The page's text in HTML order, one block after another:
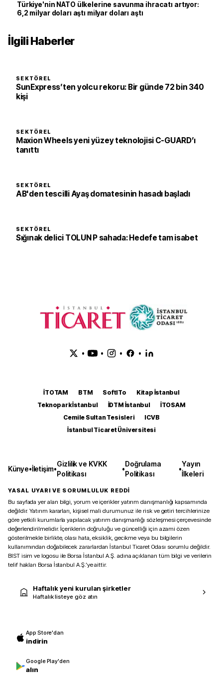
Türkiye'nin NATO ülkelerine savunma ihracatı artıyor:
6,2 milyar doları aştı milyar doları aştı
İlgili Haberler
SEKTÖREL
SunExpress’ten yolcu rekoru: Bir günde 72 bin 340
kişi
SEKTÖREL
Maxion Wheels yeni yüzey teknolojisi C-GUARD’ı
tanıttı
SEKTÖREL
AB'den tescilli Ayaş domatesinin hasadı başladı
SEKTÖREL
Sığınak delici TOLUN P sahada: Hedefe tam isabet
• • • •
İTOTAM BTM SoftITo
Kitap İstanbul
Teknopark İstanbul
İDTM İstanbul
İTOSAM
Cemile Sultan Tesisleri
ICVB
İstanbul Ticaret Üniversitesi
Künye•İletişim•
Gizlilik ve KVKK
Politikası
•
Doğrulama
Politikası
•
Yayın
İlkeleri
YASAL UYARI VE SORUMLULUK REDDİ
Bu sayfada yer alan bilgi, yorum ve içerikler yatırım danışmanlığı kapsamında
değildir. Yatırım kararları, kişisel mali durumunuz ile risk ve getiri tercihlerinize
göre yetkili kurumlarla yapılacak yatırım danışmanlığı sözleşmesi çerçevesinde
değerlendirilmelidir. İçeriklerin doğruluğu ve güncelliği için azami özen
gösterilmekle birlikte, olası hata, eksiklik, gecikme veya bu bilgilerin
kullanımından doğabilecek zararlardan İstanbul Ticaret Odası sorumlu değildir.
BIST isim ve logosu ile Borsa İstanbul A.Ş. adına açıklanan tüm bilgi ve verilerin
telif hakları Borsa İstanbul A.Ş.’ye aittir.
Haftalık yeni kurulan şirketler
Haftalık listeye göz atın
App Store'dan
indirin
Google Play'den
alın